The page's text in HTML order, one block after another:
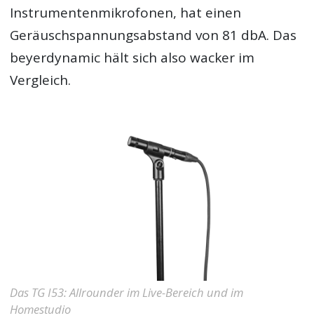
Instrumentenmikrofonen, hat einen
Geräuschspannungsabstand von 81 dbA. Das
beyerdynamic hält sich also wacker im
Vergleich.
Das TG I53: Allrounder im Live-Bereich und im
Homestudio